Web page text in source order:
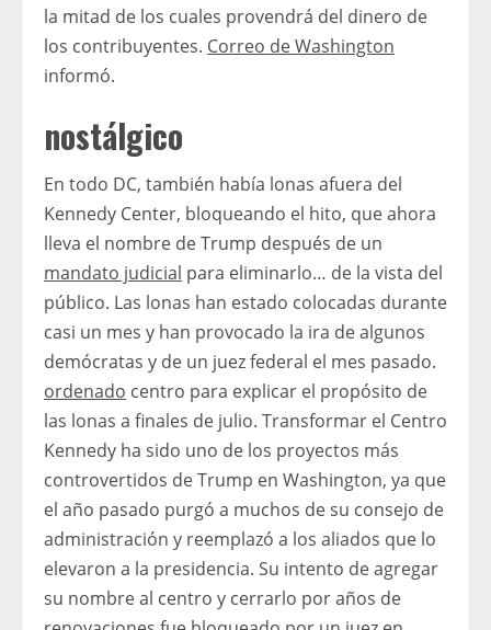
la mitad de los cuales provendrá del dinero de
los contribuyentes. Correo de Washington
informó.
nostálgico
En todo DC, también había lonas afuera del
Kennedy Center, bloqueando el hito, que ahora
lleva el nombre de Trump después de un
mandato judicial para eliminarlo… de la vista del
público. Las lonas han estado colocadas durante
casi un mes y han provocado la ira de algunos
demócratas y de un juez federal el mes pasado.
ordenado centro para explicar el propósito de
las lonas a finales de julio. Transformar el Centro
Kennedy ha sido uno de los proyectos más
controvertidos de Trump en Washington, ya que
el año pasado purgó a muchos de su consejo de
administración y reemplazó a los aliados que lo
elevaron a la presidencia. Su intento de agregar
su nombre al centro y cerrarlo por años de